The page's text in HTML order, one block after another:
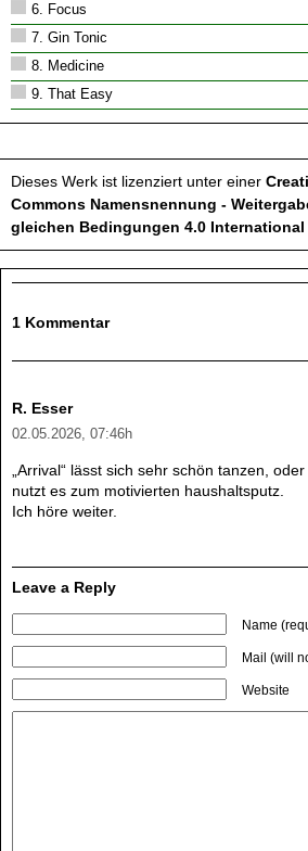
6. Focus
7. Gin Tonic
8. Medicine
9. That Easy
Dieses Werk ist lizenziert unter einer
Commons Namensnennung -
gleichen Bedingungen 4.0 International
1 Kommentar
R. Esser
02.05.2026, 07:46h
„Arrival“ lässt sich sehr schön tanzen,
nutzt es zum motivierten haushaltsputz.
Ich höre weiter.
Leave a Reply
Name
Mail (will
Website